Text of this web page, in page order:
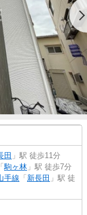
田 」駅 徒歩11分
「駒ヶ林 」駅 徒歩7分
手線 「 新長田 」駅 徒